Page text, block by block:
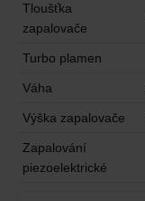
Tloušťka
zapalovače
Turbo plamen
Váha
Výška zapalovače
Zapalování
piezoelektrické